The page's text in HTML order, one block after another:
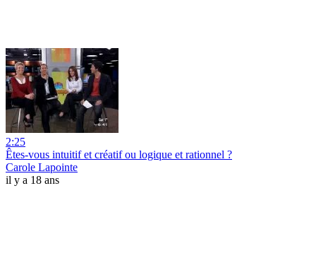
2:25
Êtes-vous intuitif et créatif ou logique et rationnel ?
Carole Lapointe
il y a 18 ans